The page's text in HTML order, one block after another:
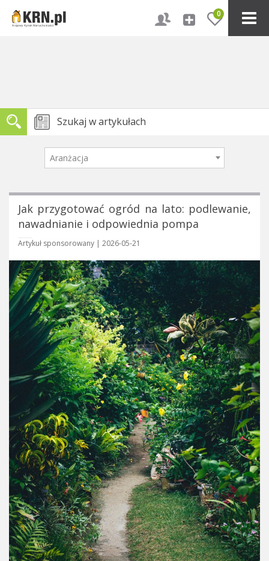
0
Aranżacja
Jak przygotować ogród na lato: podlewanie,
nawadnianie i odpowiednia pompa
Artykuł sponsorowany | 2026-05-21